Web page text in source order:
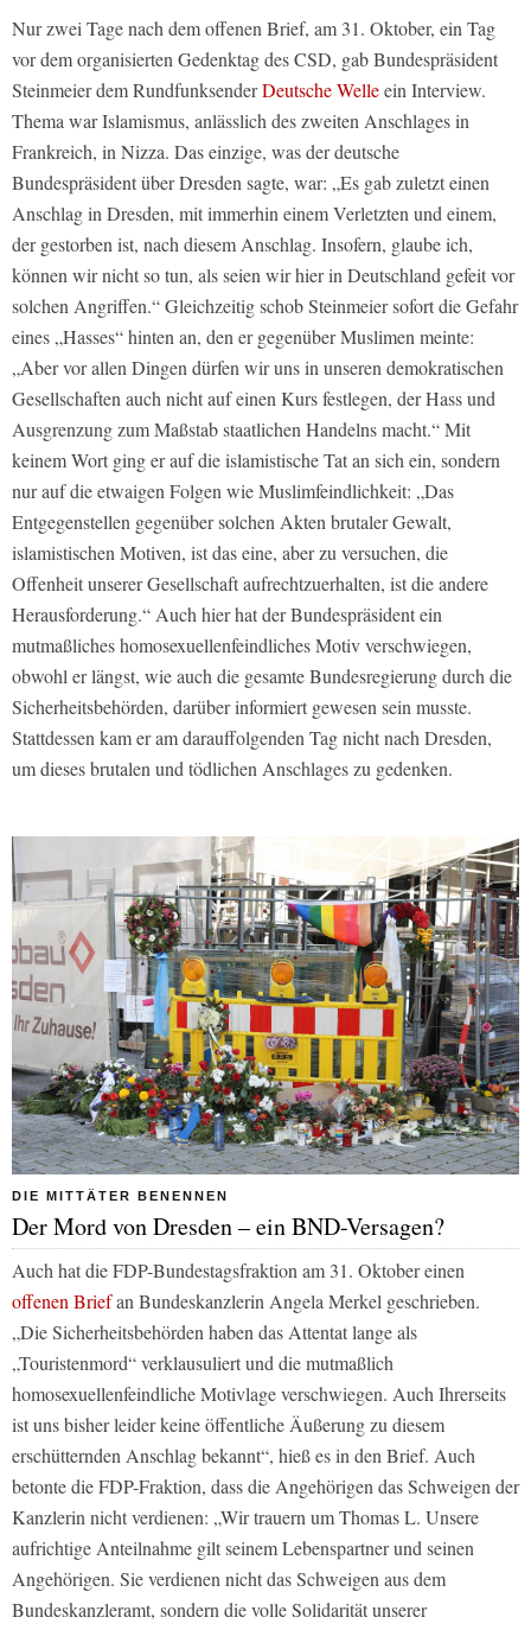
Nur zwei Tage nach dem offenen Brief, am 31. Oktober, ein Tag
vor dem organisierten Gedenktag des CSD, gab Bundespräsident
Steinmeier dem RundfunksenderDeutsche Welleein Interview.
Thema war Islamismus, anlässlich des zweiten Anschlages in
Frankreich, in Nizza. Das einzige, was der deutsche
Bundespräsident über Dresden sagte, war: „Es gab zuletzt einen
Anschlag in Dresden, mit immerhin einem Verletzten und einem,
der gestorben ist, nach diesem Anschlag. Insofern, glaube ich,
können wir nicht so tun, als seien wir hier in Deutschland gefeit vor
solchen Angriffen.“ Gleichzeitig schob Steinmeier sofort die Gefahr
eines „Hasses“ hinten an, den er gegenüber Muslimen meinte:
„Aber vor allen Dingen dürfen wir uns in unseren demokratischen
Gesellschaften auch nicht auf einen Kurs festlegen, der Hass und
Ausgrenzung zum Maßstab staatlichen Handelns macht.“ Mit
keinem Wort ging er auf die islamistische Tat an sich ein, sondern
nur auf die etwaigen Folgen wie Muslimfeindlichkeit: „Das
Entgegenstellen gegenüber solchen Akten brutaler Gewalt,
islamistischen Motiven, ist das eine, aber zu versuchen, die
Offenheit unserer Gesellschaft aufrechtzuerhalten, ist die andere
Herausforderung.“ Auch hier hat der Bundespräsident ein
mutmaßliches homosexuellenfeindliches Motiv verschwiegen,
obwohl er längst, wie auch die gesamte Bundesregierung durch die
Sicherheitsbehörden, darüber informiert gewesen sein musste.
Stattdessen kam er am darauffolgenden Tag nicht nach Dresden,
um dieses brutalen und tödlichen Anschlages zu gedenken.
DIE MITTÄTER BENENNEN
Der Mord von Dresden – ein BND-Versagen?
Auch hat die FDP-Bundestagsfraktion am 31. Oktober einen
offenen Briefan Bundeskanzlerin Angela Merkel geschrieben.
„Die Sicherheitsbehörden haben das Attentat lange als
„Touristenmord“ verklausuliert und die mutmaßlich
homosexuellenfeindliche Motivlage verschwiegen. Auch Ihrerseits
ist uns bisher leider keine öffentliche Äußerung zu diesem
erschütternden Anschlag bekannt“, hieß es in den Brief. Auch
betonte die FDP-Fraktion, dass die Angehörigen das Schweigen der
Kanzlerin nicht verdienen: „Wir trauern um Thomas L. Unsere
aufrichtige Anteilnahme gilt seinem Lebenspartner und seinen
Angehörigen. Sie verdienen nicht das Schweigen aus dem
Bundeskanzleramt, sondern die volle Solidarität unserer